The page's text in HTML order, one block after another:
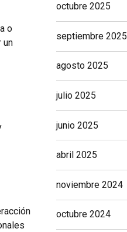
o
un
octubre 2025
septiembre 2025
agosto 2025
julio 2025
junio 2025
abril 2025
noviembre 2024
octubre 2024